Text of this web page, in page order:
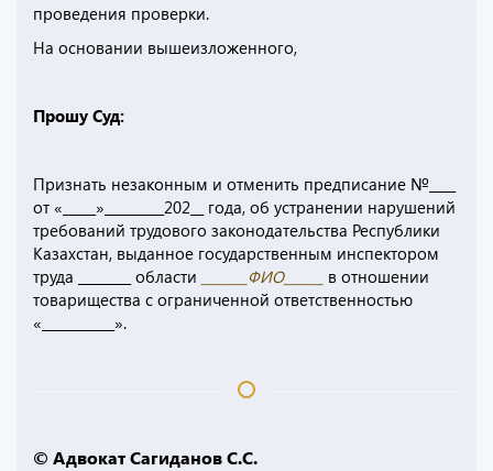
проведения проверки.
На основании вышеизложенного,
Прошу Суд:
Признать незаконным и отменить предписание №____
от «_____»_________202__ года, об устранении нарушений
требований трудового законодательства Республики
Казахстан, выданное государственным инспектором
труда ________ области
_______ФИО______
в отношении
товарищества с ограниченной ответственностью
«___________».
© Адвокат Сагиданов С.С.